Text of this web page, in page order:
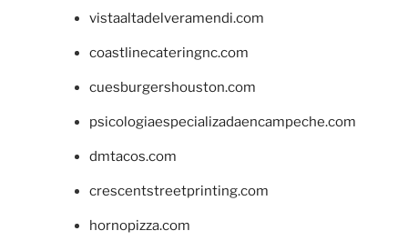
vistaaltadelveramendi.com
coastlinecateringnc.com
cuesburgershouston.com
psicologiaespecializadaencampeche.com
dmtacos.com
crescentstreetprinting.com
hornopizza.com